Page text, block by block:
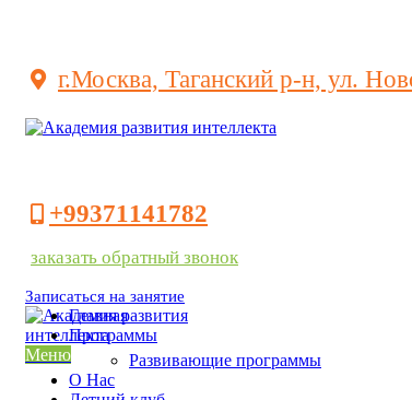
г.Москва, Таганский р-н, ул.
+99371141782
заказать обратный звонок
Записаться на занятие
Меню
Главная
Программы
Развивающие программы
О Нас